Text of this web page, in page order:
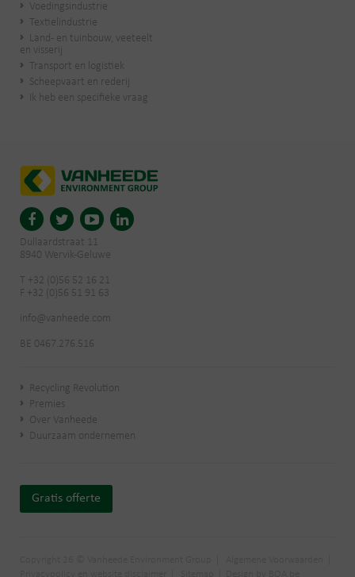
Voedingsindustrie
Textielindustrie
Land- en tuinbouw, veeteelt
en visserij
Transport en logistiek
Scheepvaart en rederij
Ik heb een specifieke vraag
Dullaardstraat 11
8940 Wervik-Geluwe
T +32 (0)56 52 16 21
F +32 (0)56 51 91 63
info@vanheede.com
BE 0467.276.516
Recycling Revolution
Premies
Over Vanheede
Duurzaam ondernemen
Gratis offerte